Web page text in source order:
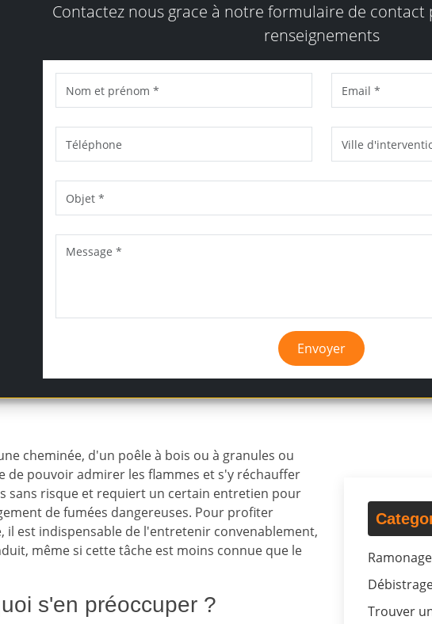
Contactez nous grace à notre formulaire de
renseignements
Envoyer
cheminée, d'un poêle à bois ou à granules ou
de pouvoir admirer les flammes et s'y réchauffer
sans risque et requiert un certain entretien pour
de fumées dangereuses. Pour profiter
il est indispensable de l'entretenir convenablement,
même si cette tâche est moins connue que le
s'en préoccuper ?
Ramonage
Trouver